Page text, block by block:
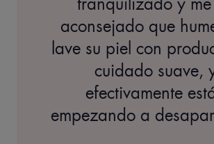
aconsejado que
lave su piel con
cuidado suave,
efectivamente
empezando a